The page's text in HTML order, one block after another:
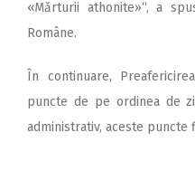
«Mărturii athonite»“, a
Române.
În continuare,
puncte de pe ordinea de
administrativ, aceste